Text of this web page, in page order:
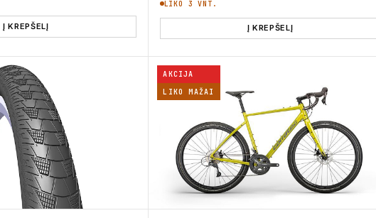
Į KREPŠELĮ
LIKO 3 VNT.
Į KREPŠELĮ
AKCIJA
LIKO MAŽAI